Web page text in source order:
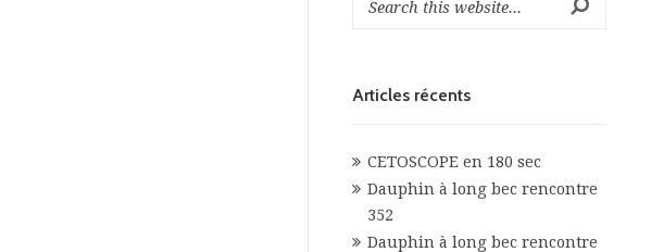
Articles récents
CETOSCOPE en 180 sec
Dauphin à long bec rencontre
352
Dauphin à long bec rencontre